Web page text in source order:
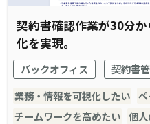
契約書確認作業が30分
化を実現。
バックオフィス
契約書
業務・情報を可視化したい
チームワークを高めたい 個